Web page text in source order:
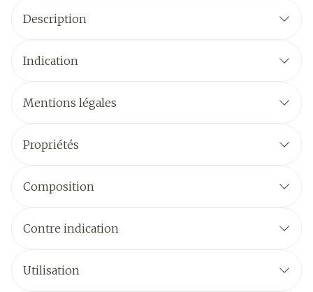
Description
Indication
Mentions légales
Propriétés
Composition
Contre indication
Utilisation